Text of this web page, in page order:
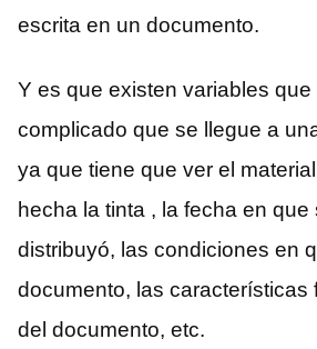
escrita en un documento.
Y es que existen variables que
complicado que se llegue a
ya que tiene que ver el
hecha la tinta , la fecha en que
distribuyó, las condiciones en
documento, las características
del documento, etc.